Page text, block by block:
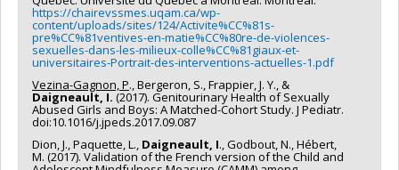
https://chairevssmes.uqam.ca/wp-
content/uploads/sites/124/Activite%CC%81s-
pre%CC%81ventives-en-matie%CC%80re-de-violences-
sexuelles-dans-les-milieux-colle%CC%81giaux-et-
universitaires-Portrait-des-interventions-actuelles-1.pdf
Vezina-Gagnon, P., Bergeron, S., Frappier, J. Y., &
Daigneault, I. (2017). Genitourinary Health of Sexually
Abused Girls and Boys: A Matched-Cohort Study. J Pediatr.
doi:10.1016/j.jpeds.2017.09.087
Dion, J., Paquette, L., Daigneault, I., Godbout, N., Hébert,
M. (2017). Validation of the French version of the Child and